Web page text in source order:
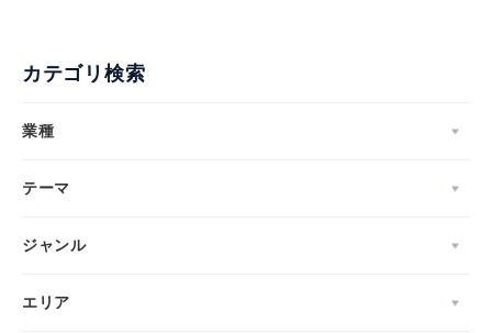
カテゴリ検索
業種
テーマ
ジャンル
エリア